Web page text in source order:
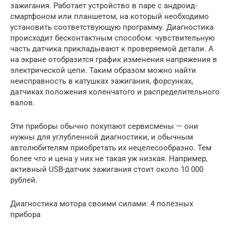
зажигания. Работает устройство в паре с андроид-
смартфоном или планшетом, на который необходимо
установить соответствующую программу. Диагностика
происходит бесконтактным способом: чувствительную
часть датчика прикладывают к проверяемой детали. А
на экране отобразится график изменения напряжения в
электрической цепи. Таким образом можно найти
неисправность в катушках зажигания, форсунках,
датчиках положения коленчатого и распределительного
валов.
Эти приборы обычно покупают сервисмены — они
нужны для углубленной диагностики, и обычным
автолюбителям приобретать их нецелесообразно. Тем
более что и цена у них не такая уж низкая. Например,
активный USB-датчик зажигания стоит около 10 000
рублей.
Диагностика мотора своими силами: 4 полезных
прибора